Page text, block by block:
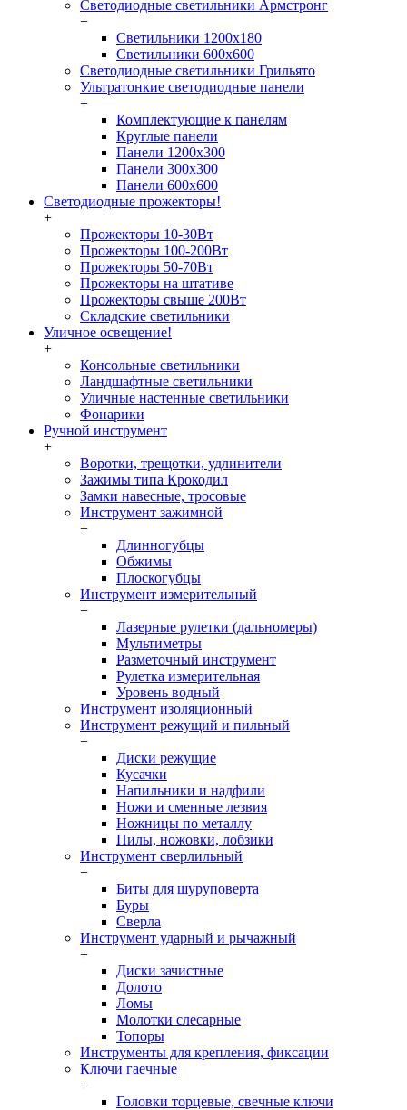
Светодиодные светильники Армстронг
+
Светильники 1200х180
Светильники 600х600
Светодиодные светильники Грильято
Ультратонкие светодиодные панели
+
Комплектующие к панелям
Круглые панели
Панели 1200х300
Панели 300х300
Панели 600х600
Светодиодные прожекторы!
+
Прожекторы 10-30Вт
Прожекторы 100-200Вт
Прожекторы 50-70Вт
Прожекторы на штативе
Прожекторы свыше 200Вт
Складские светильники
Уличное освещение!
+
Консольные светильники
Ландшафтные светильники
Уличные настенные светильники
Фонарики
Ручной инструмент
+
Воротки, трещотки, удлинители
Зажимы типа Крокодил
Замки навесные, тросовые
Инструмент зажимной
+
Длинногубцы
Обжимы
Плоскогубцы
Инструмент измерительный
+
Лазерные рулетки (дальномеры)
Мультиметры
Разметочный инструмент
Рулетка измерительная
Уровень водный
Инструмент изоляционный
Инструмент режущий и пильный
+
Диски режущие
Кусачки
Напильники и надфили
Ножи и сменные лезвия
Ножницы по металлу
Пилы, ножовки, лобзики
Инструмент сверлильный
+
Биты для шуруповерта
Буры
Сверла
Инструмент ударный и рычажный
+
Диски зачистные
Долото
Ломы
Молотки слесарные
Топоры
Инструменты для крепления, фиксации
Ключи гаечные
+
Головки торцевые, свечные ключи